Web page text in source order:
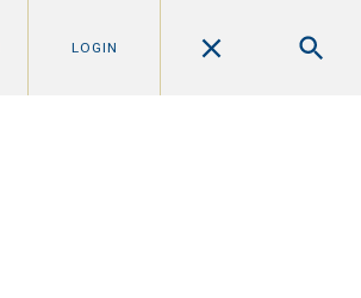
LOGIN